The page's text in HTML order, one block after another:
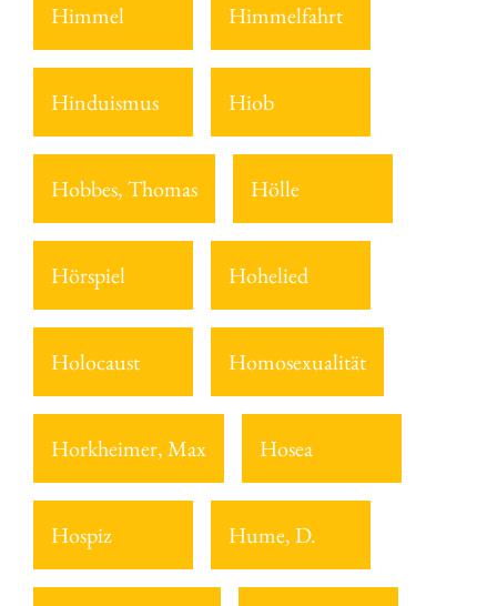
Himmel Himmelfahrt
Hinduismus Hiob
Hobbes, Thomas Hölle
Hörspiel Hohelied
Holocaust Homosexualität
Horkheimer, Max Hosea
Hospiz Hume, D.